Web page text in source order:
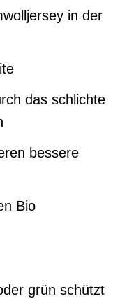
in der
das schlichte
bessere
Bio
grün schützt